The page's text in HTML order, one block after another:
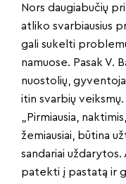
Nors daugiabučių
atliko svarbiausius
gali sukelti
namuose. Pasak V.
nuostolių,
itin svarbių veiksmų.
„Pirmiausia,
žemiausiai, būtina
sandariai uždarytos.
patekti į pastatą ir